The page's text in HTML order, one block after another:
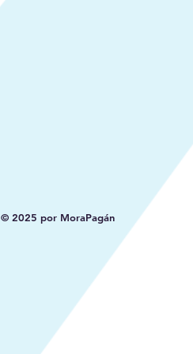
© 2025 por MoraPagán